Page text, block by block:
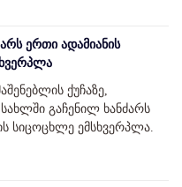
ერთი ადამიანის
ქუჩაზე,
გაჩენილ ხანძარს
სიცოცხლე ემსხვერპლა.